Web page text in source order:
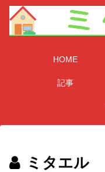
HOME
記事
ミタエル